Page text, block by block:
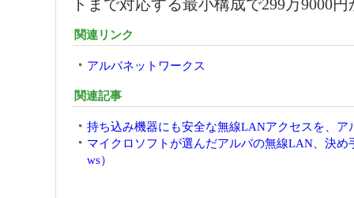
トまで対応する最小構成で299万9000円
関連リンク
アルバネットワークス
関連記事
持ち込み機器にも安全な無線LANアクセスを、ア
マイクロソフトが選んだアルバの無線LAN、決め
ws）